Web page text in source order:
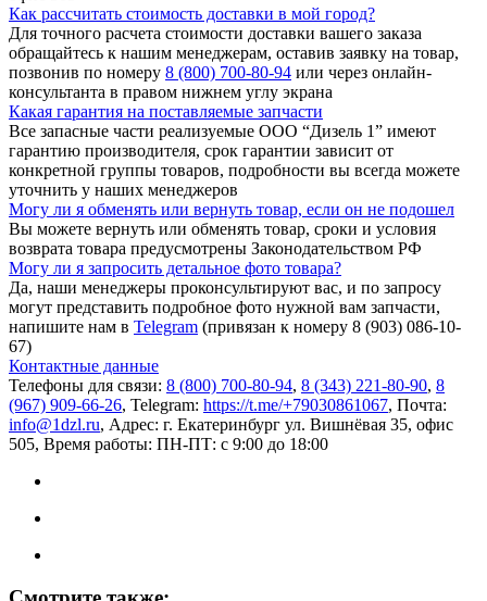
Как рассчитать стоимость доставки в мой город?
Для точного расчета стоимости доставки вашего заказа
обращайтесь к нашим менеджерам, оставив заявку на товар,
позвонив по номеру 8 (800) 700-80-94 или через онлайн-
консультанта в правом нижнем углу экрана
Какая гарантия на поставляемые запчасти
Все запасные части реализуемые ООО “Дизель 1” имеют
гарантию производителя, срок гарантии зависит от
конкретной группы товаров, подробности вы всегда можете
уточнить у наших менеджеров
Могу ли я обменять или вернуть товар, если он не подошел
Вы можете вернуть или обменять товар, сроки и условия
возврата товара предусмотрены Законодательством РФ
Могу ли я запросить детальное фото товара?
Да, наши менеджеры проконсультируют вас, и по запросу
могут представить подробное фото нужной вам запчасти,
напишите нам в Telegram (привязан к номеру 8 (903) 086-10-
67)
Контактные данные
Телефоны для связи: 8 (800) 700-80-94, 8 (343) 221-80-90, 8
(967) 909-66-26, Telegram: https://t.me/+79030861067, Почта:
info@1dzl.ru, Адрес: г. Екатеринбург ул. Вишнёвая 35, офис
505, Время работы: ПН-ПТ: с 9:00 до 18:00